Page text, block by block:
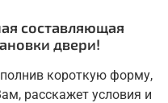
составляющая
двери!
короткую форму,
расскажет условия и